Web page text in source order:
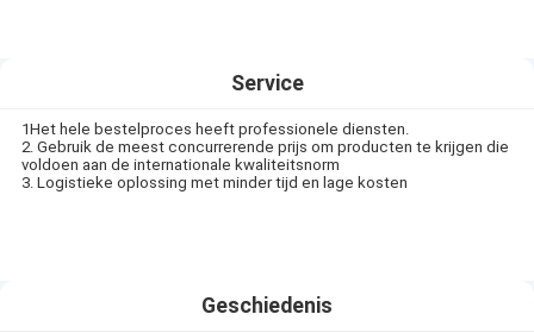
Service
1Het hele bestelproces heeft professionele diensten.
2. Gebruik de meest concurrerende prijs om producten te krijgen die
voldoen aan de internationale kwaliteitsnorm
3. Logistieke oplossing met minder tijd en lage kosten
Geschiedenis